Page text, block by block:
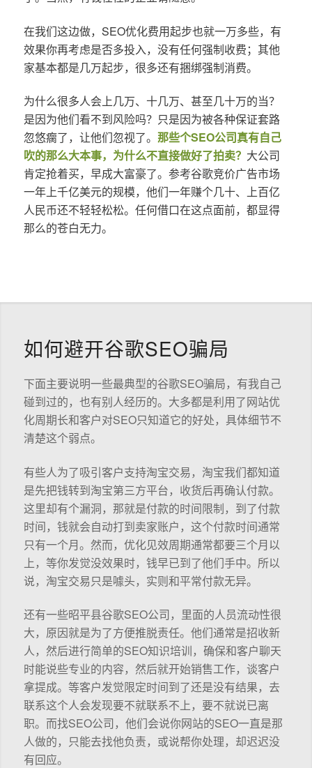
在我们这边做，SEO优化费用起步也就一万多些，有
效果你再考虑是否多投入，没有任何强制收费；其他
家基本都是几万起步，很多还有捆绑强制消费。
为什么很多人会上几万、十几万、甚至几十万的当？
是因为他们看不到风险吗？只是因为被各种保证套路
忽悠瘸了，让他们忽视了。 那些个SEO公司真有自己
吹的那么大本事，为什么不直接做好了拍卖？ 大公司
肯定抢着买，早成大富豪了。参考谷歌竞价广告市场
一年上千亿美元的规模，他们一年赚个几十、上百亿
人民币还不轻轻松松。任何借口在这点面前，都显得
那么的苍白无力。
如何避开谷歌SEO骗局
下面主要说明一些最典型的谷歌SEO骗局，有我自己
碰到过的，也有别人经历的。大多都是利用了网站优
化周期长和客户对SEO只知道它的好处，具体细节不
清楚这个弱点。
有些人为了吸引客户支持淘宝交易，淘宝我们都知道
是先把钱转到淘宝第三方平台，收货后再确认付款。
这里却有个漏洞，那就是付款的时间限制，到了付款
时间，钱就会自动打到卖家账户，这个付款时间通常
只有一个月。然而，优化见效周期通常都要三个月以
上，等你发觉没效果时，钱早已到了他们手中。所以
说，淘宝交易只是噱头，实则和平常付款无异。
还有一些昭平县谷歌SEO公司，里面的人员流动性很
大，原因就是为了方便推脱责任。他们通常是招收新
人，然后进行简单的SEO知识培训，确保和客户聊天
时能说些专业的内容，然后就开始销售工作，谈客户
拿提成。等客户发觉限定时间到了还是没有结果，去
联系这个人会发现要不就联系不上，要不就说已离
职。而找SEO公司，他们会说你网站的SEO一直是那
人做的，只能去找他负责，或说帮你处理，却迟迟没
有回应。